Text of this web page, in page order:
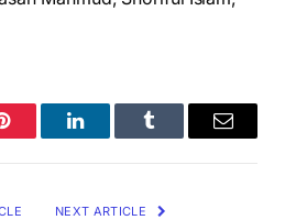
Pinterest LinkedInTumblr Email
NEXT ARTICLE